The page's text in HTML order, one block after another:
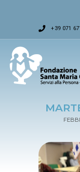
+39 071